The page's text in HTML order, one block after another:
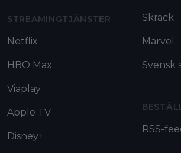
STREAMINGTJÄNSTER
Netflix
HBO Max
Viaplay
Apple TV
Disney+
Skräck
Marvel
Svensk
RSS-